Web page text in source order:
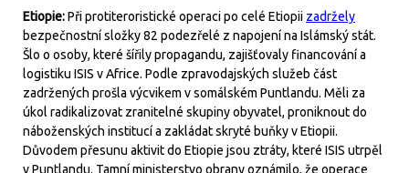
Etiopie:Při protiteroristické operaci po celé Etiopii zadržely
bezpečnostní složky 82 podezřelé z napojení na Islámský stát.
Šlo o osoby, které šířily propagandu, zajišťovaly financování a
logistiku ISIS v Africe. Podle zpravodajských služeb část
zadržených prošla výcvikem v somálském Puntlandu. Měli za
úkol radikalizovat zranitelné skupiny obyvatel, proniknout do
náboženských institucí a zakládat skryté buňky v Etiopii.
Důvodem přesunu aktivit do Etiopie jsou ztráty, které ISIS utrpěl
v Puntlandu. Tamní ministerstvo obrany oznámilo, že operace